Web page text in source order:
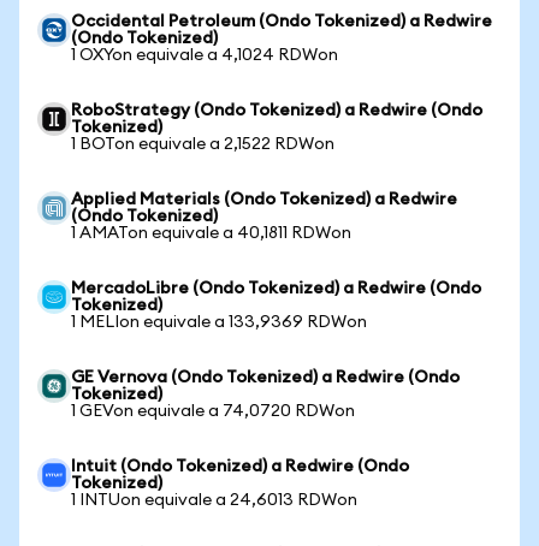
Occidental Petroleum (Ondo Tokenized) a Redwire
(Ondo Tokenized)
1 OXYon equivale a 4,1024 RDWon
RoboStrategy (Ondo Tokenized) a Redwire (Ondo
Tokenized)
1 BOTon equivale a 2,1522 RDWon
Applied Materials (Ondo Tokenized) a Redwire
(Ondo Tokenized)
1 AMATon equivale a 40,1811 RDWon
MercadoLibre (Ondo Tokenized) a Redwire (Ondo
Tokenized)
1 MELIon equivale a 133,9369 RDWon
GE Vernova (Ondo Tokenized) a Redwire (Ondo
Tokenized)
1 GEVon equivale a 74,0720 RDWon
Intuit (Ondo Tokenized) a Redwire (Ondo
Tokenized)
1 INTUon equivale a 24,6013 RDWon